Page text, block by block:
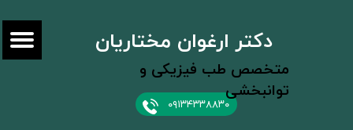
۰۹۱۳۴۳۳۸۸۳۰
دکتر ارغوان مختاریان
متخصص طب فیزیکی و
توانبخشی